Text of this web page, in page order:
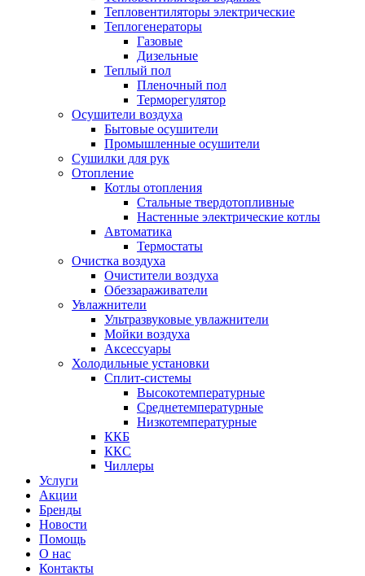
Тепловентиляторы электрические
Теплогенераторы
Газовые
Дизельные
Теплый пол
Пленочный пол
Терморегулятор
Осушители воздуха
Бытовые осушители
Промышленные осушители
Сушилки для рук
Отопление
Котлы отопления
Стальные твердотопливные
Настенные электрические котлы
Автоматика
Термостаты
Очистка воздуха
Очистители воздуха
Обеззараживатели
Увлажнители
Ультразвуковые увлажнители
Мойки воздуха
Аксессуары
Холодильные установки
Сплит-системы
Высокотемпературные
Среднетемпературные
Низкотемпературные
ККБ
ККС
Чиллеры
Услуги
Акции
Бренды
Новости
Помощь
О нас
Контакты